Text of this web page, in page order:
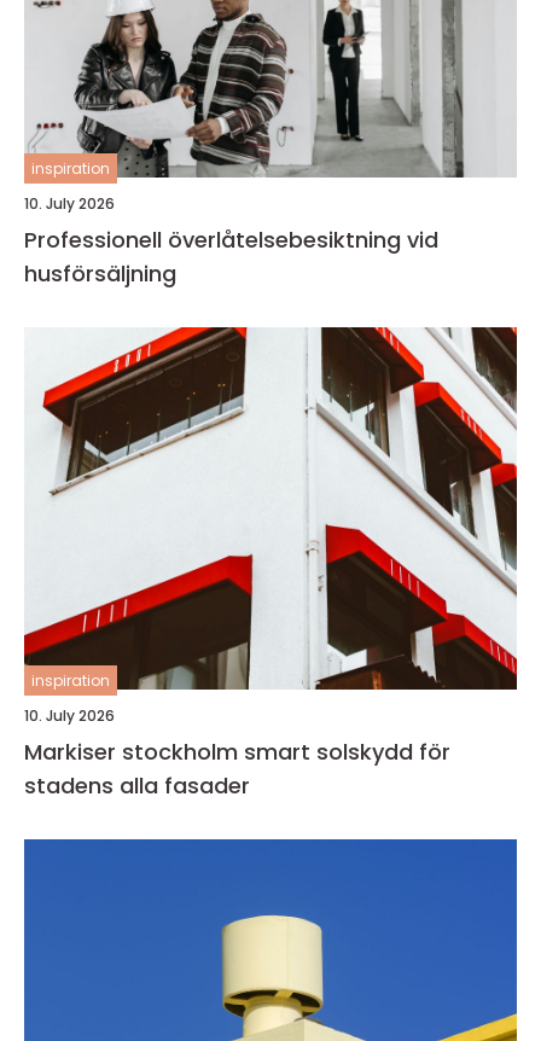
inspiration
10. July 2026
Professionell överlåtelsebesiktning vid
husförsäljning
inspiration
10. July 2026
Markiser stockholm smart solskydd för
stadens alla fasader